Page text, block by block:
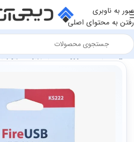
عبور به ناوبری
رفتن به محتوای اصلی
فروشگاه سخت افزار و قطعات تجهیزات کامپیوتر